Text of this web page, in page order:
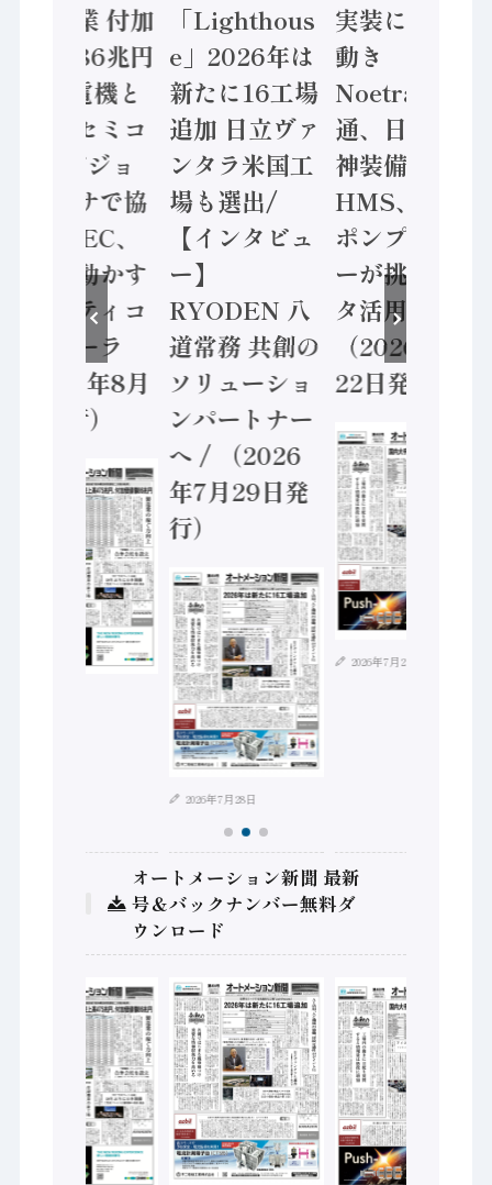
年製造業 付加
価値額86兆円
/ 三菱電機と
ソニーセミコ
ン AIビジョ
ンセンサで協
業 / IDEC、
安全に動かす
セーフティコ
ントローラ
（2026年8月
5日発行）
「Lighthous
e」2026年は
新たに16工場
追加 日立ヴァ
ンタラ米国工
場も選出/
【インタビュ
ー】
RYODEN 八
道常務 共創の
ソリューショ
ンパートナー
へ / （2026
年7月29日発
行）
2026年7月28日
実装に活発な
動き
Noetra、富士
通、日立 / 兵
神装備 ×
HMS、老舗
ポンプメーカ
ーが挑むデー
タ活用 など
（2026年7月
22日発行）
2026年7月21日
オートメーション新聞 最新
号＆バックナンバー無料ダ
ウンロード